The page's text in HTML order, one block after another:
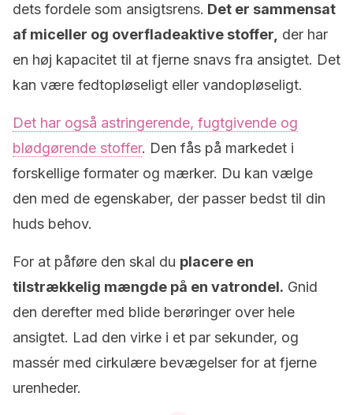
dets fordele som ansigtsrens. Det er sammensat
af miceller og overfladeaktive stoffer, der har
en høj kapacitet til at fjerne snavs fra ansigtet. Det
kan være fedtopløseligt eller vandopløseligt.
Det har også astringerende, fugtgivende og
blødgørende stoffer. Den fås på markedet i
forskellige formater og mærker. Du kan vælge
den med de egenskaber, der passer bedst til din
huds behov.
For at påføre den skal du placere en
tilstrækkelig mængde på en vatrondel. Gnid
den derefter med blide berøringer over hele
ansigtet. Lad den virke i et par sekunder, og
massér med cirkulære bevægelser for at fjerne
urenheder.